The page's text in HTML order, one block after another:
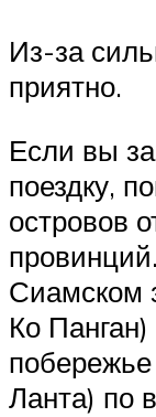
Из-за
приятно.
Если вы
поездку,
островов
Сиамском
Ко
Ланта) по